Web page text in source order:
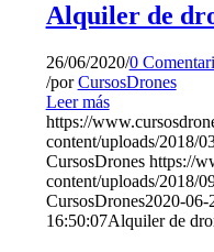
Alquiler de
26/06/2020/0
/porCursosDrones
Leer más
https://
content/uploads/2018/
CursosDrones https://
content/uploads/2018/
CursosDrones2020-06-
16:50:07Alquiler de